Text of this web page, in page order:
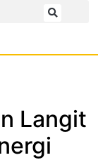
Langit